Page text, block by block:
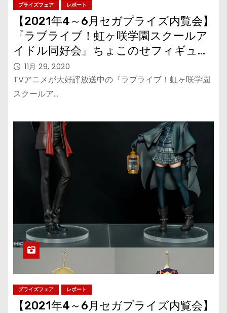
プライズフェア レポート
【2021年4～6月セガプライズ内覧会】
『ラブライブ！虹ヶ咲学園スクールア
イドル同好会』ちょこのせフィギュア
＆寝そべりぬいぐるみ
11月 29, 2020
TVアニメが大好評放送中の『ラブライブ！虹ヶ咲学園
スクールア…
プライズフェア レポート
【2021年4～6月セガプライズ内覧会】